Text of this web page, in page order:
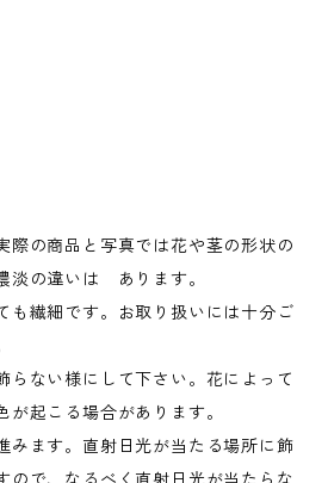
の商品と写真では花や茎の形状の
淡の違いは あります。
繊細です。お取り扱いには十分ご
ない様にして下さい。花によって
起こる場合があります。
ます。直射日光が当たる場所に飾